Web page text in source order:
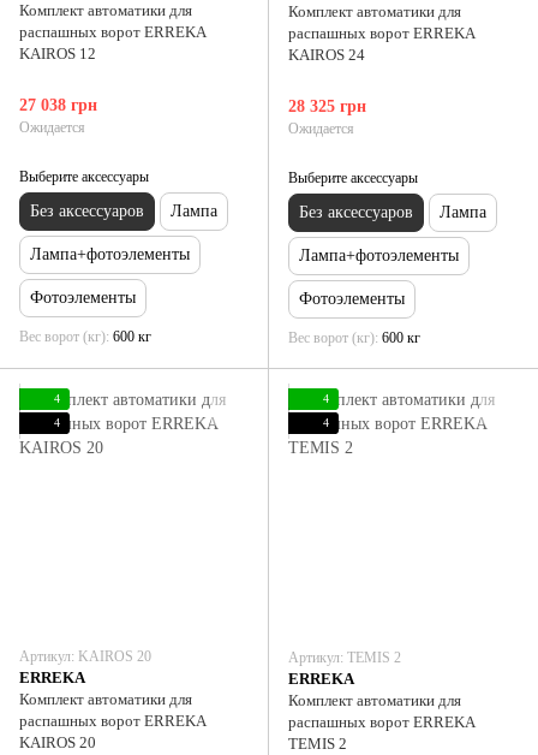
Комплект автоматики для
распашных ворот ERREKA
KAIROS 12
27 038 грн
Ожидается
Выберите аксессуары
Без аксессуаров Лампа
Лампа+фотоэлементы
Фотоэлементы
Вес ворот (кг) 600 кг
Комплект автоматики для
распашных ворот ERREKA
KAIROS 24
28 325 грн
Ожидается
Выберите аксессуары
Без аксессуаров Лампа
Лампа+фотоэлементы
Фотоэлементы
Вес ворот (кг) 600 кг
4
4
Артикул: KAIROS 20
ERREKA
Комплект автоматики для
распашных ворот ERREKA
KAIROS 20
4
4
Артикул: TEMIS 2
ERREKA
Комплект автоматики для
распашных ворот ERREKA
TEMIS 2